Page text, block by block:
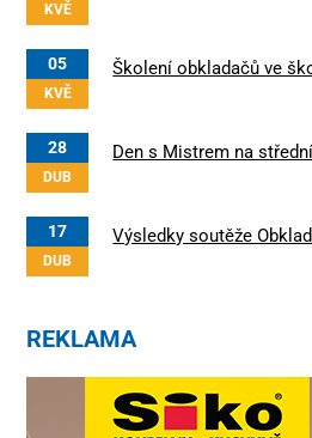
KVĚ
05
KVĚ
Školení obkladačů ve
28
DUB
Den s Mistrem na
17
DUB
Výsledky soutěže
REKLAMA